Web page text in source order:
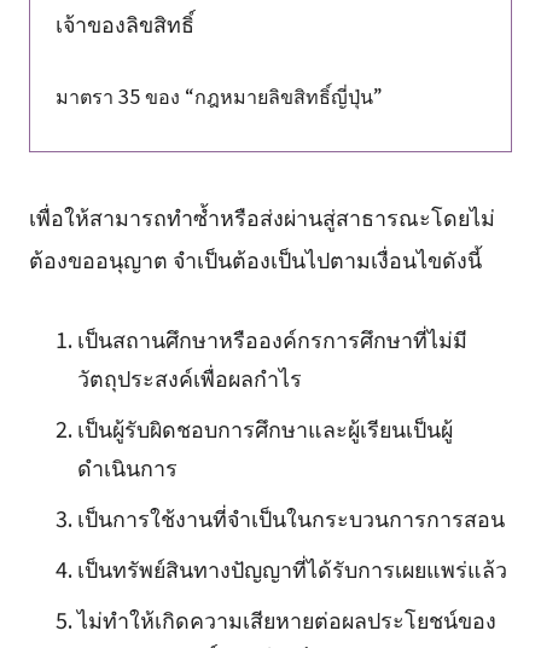
เจ้าของลิขสิทธิ์
มาตรา 35 ของ “กฎหมายลิขสิทธิ์ญี่ปุ่น”
เพื่อให้สามารถทำซ้ำหรือส่งผ่านสู่สาธารณะโดยไม่
ต้องขออนุญาต จำเป็นต้องเป็นไปตามเงื่อนไขดังนี้
เป็นสถานศึกษาหรือองค์กรการศึกษาที่ไม่มี
วัตถุประสงค์เพื่อผลกำไร
เป็นผู้รับผิดชอบการศึกษาและผู้เรียนเป็นผู้
ดำเนินการ
เป็นการใช้งานที่จำเป็นในกระบวนการการสอน
เป็นทรัพย์สินทางปัญญาที่ได้รับการเผยแพร่แล้ว
ไม่ทำให้เกิดความเสียหายต่อผลประโยชน์ของ